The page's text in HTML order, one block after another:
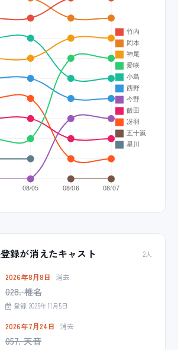
登録が消えたキャスト 2人
2026年8月8日 消去
028. 椎名
登録 2025年11月5日
2026年7月24日 消去
057. 天音